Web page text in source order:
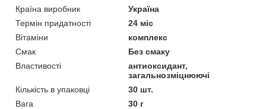
Країна виробник
Україна
Термін придатності
24 міс
Вітаміни
комплекс
Смак
Без смаку
Властивості
антиоксидант,
загальнозміцнюючі
Кількість в упаковці
30 шт.
Вага
30 г